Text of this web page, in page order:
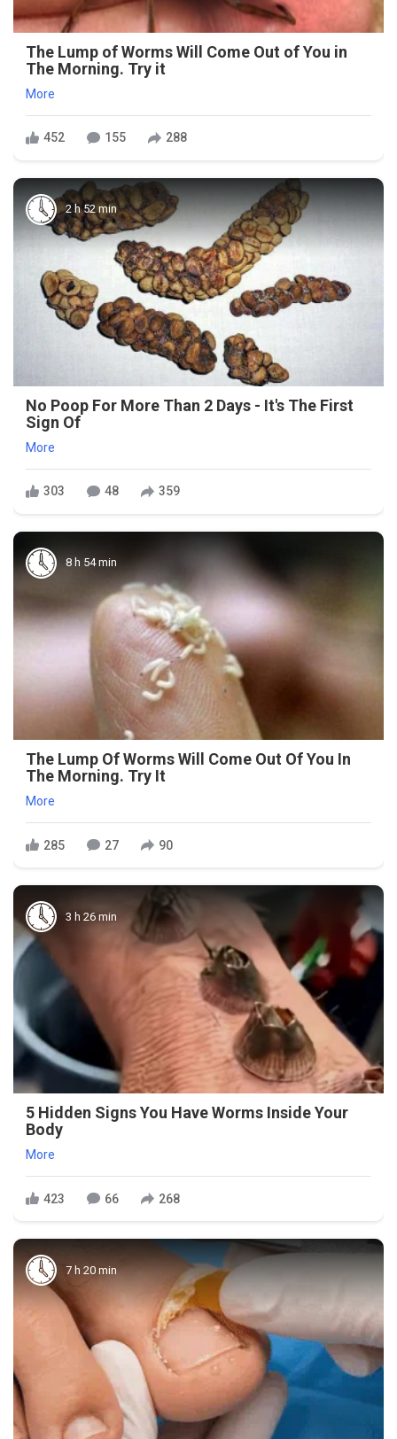
The Lump of Worms Will Come Out of You in
The Morning. Try it
More
452 155 288
2 h 52 min
No Poop For More Than 2 Days - It's The First
Sign Of
More
303 48 359
8 h 54 min
The Lump Of Worms Will Come Out Of You In
The Morning. Try It
More
285 27 90
3 h 26 min
5 Hidden Signs You Have Worms Inside Your
Body
More
423 66 268
7 h 20 min